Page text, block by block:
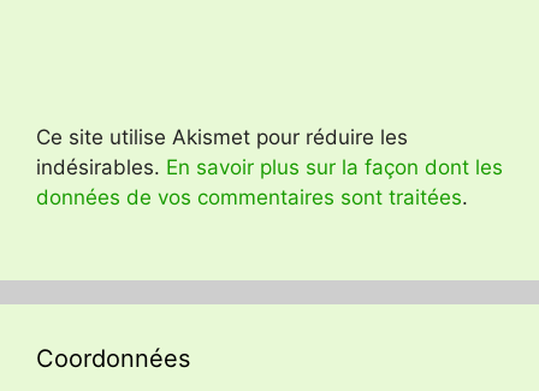
Ce site utilise Akismet pour réduire les
indésirables. En savoir plus sur la façon dont les
données de vos commentaires sont traitées.
Coordonnées